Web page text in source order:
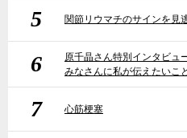
5 関節リウマチのサインを見
6
原千晶さん特別インタビュ
みなさんに私が伝えたいこと
7 心筋梗塞